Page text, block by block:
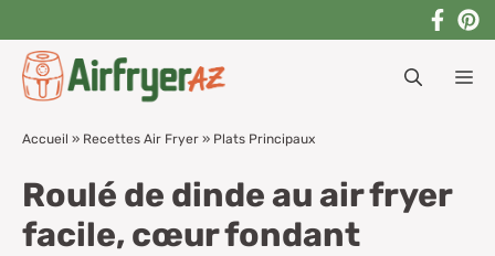
contenu
Accueil » Recettes Air Fryer » Plats Principaux
Roulé de dinde au air fryer
facile, cœur fondant